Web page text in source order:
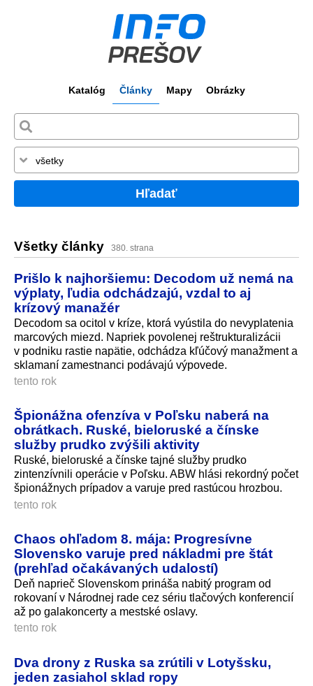
Katalóg Články Mapy Obrázky
Hľadať
Všetky články 380. strana
Prišlo k najhoršiemu: Decodom už nemá na
výplaty, ľudia odchádzajú, vzdal to aj
krízový manažér
Decodom sa ocitol v kríze, ktorá vyústila do nevyplatenia
marcových miezd. Napriek povolenej reštrukturalizácii
v podniku rastie napätie, odchádza kľúčový manažment a
sklamaní zamestnanci podávajú výpovede.
tento rok
Špionážna ofenzíva v Poľsku naberá na
obrátkach. Ruské, bieloruské a čínske
služby prudko zvýšili aktivity
Ruské, bieloruské a čínske tajné služby prudko
zintenzívnili operácie v Poľsku. ABW hlási rekordný počet
špionážnych prípadov a varuje pred rastúcou hrozbou.
tento rok
Chaos ohľadom 8. mája: Progresívne
Slovensko varuje pred nákladmi pre štát
(prehľad očakávaných udalostí)
Deň naprieč Slovenskom prináša nabitý program od
rokovaní v Národnej rade cez sériu tlačových konferencií
až po galakoncerty a mestské oslavy.
tento rok
Dva drony z Ruska sa zrútili v Lotyšsku,
jeden zasiahol sklad ropy